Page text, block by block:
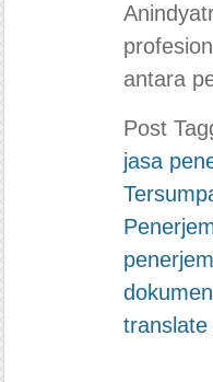
antara
Post
jasa
translate